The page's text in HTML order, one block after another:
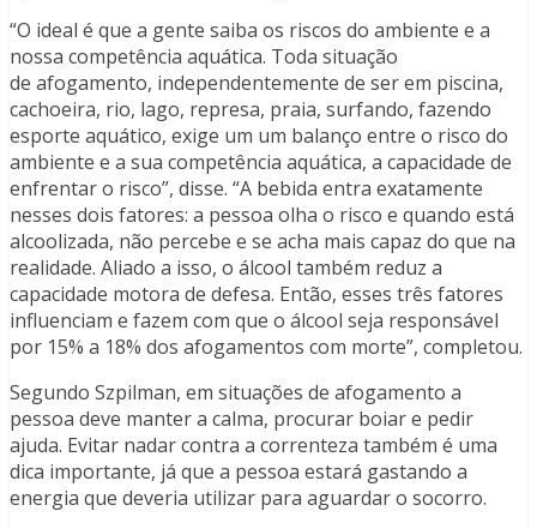
“O ideal é que a gente saiba os riscos do ambiente e a
nossa competência aquática. Toda situação
de afogamento, independentemente de ser em piscina,
cachoeira, rio, lago, represa, praia, surfando, fazendo
esporte aquático, exige um um balanço entre o risco do
ambiente e a sua competência aquática, a capacidade de
enfrentar o risco”, disse. “A bebida entra exatamente
nesses dois fatores: a pessoa olha o risco e quando está
alcoolizada, não percebe e se acha mais capaz do que na
realidade. Aliado a isso, o álcool também reduz a
capacidade motora de defesa. Então, esses três fatores
influenciam e fazem com que o álcool seja responsável
por 15% a 18% dos afogamentos com morte”, completou.
Segundo Szpilman, em situações de afogamento a
pessoa deve manter a calma, procurar boiar e pedir
ajuda. Evitar nadar contra a correnteza também é uma
dica importante, já que a pessoa estará gastando a
energia que deveria utilizar para aguardar o socorro.